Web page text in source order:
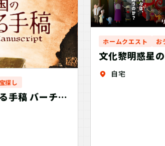
探し
手稿 バーチャ
ホームクエスト お
文化黎明惑星
自宅